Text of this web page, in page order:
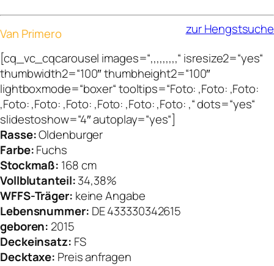
zur Hengstsuche
Van Primero
[cq_vc_cqcarousel images=“,,,,,,,,,“ isresize2=“yes“
thumbwidth2=“100″ thumbheight2=“100″
lightboxmode=“boxer“ tooltips=“Foto: ,Foto: ,Foto:
,Foto: ,Foto: ,Foto: ,Foto: ,Foto: ,Foto: ,“ dots=“yes“
slidestoshow=“4″ autoplay=“yes“]
Rasse:Oldenburger
Farbe:Fuchs
Stockmaß: 168 cm
Vollblutanteil:34,38%
WFFS-Träger: keine Angabe
Lebensnummer: DE 433330342615
geboren: 2015
Deckeinsatz: FS
Decktaxe: Preis anfragen